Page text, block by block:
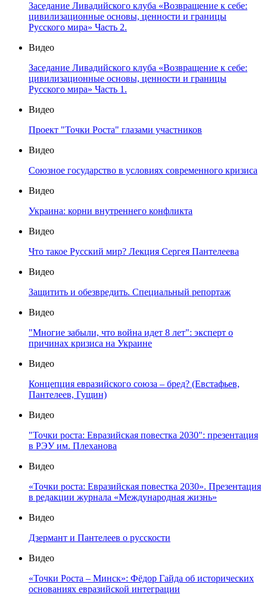
Заседание Ливадийского клуба «Возвращение к себе:
цивилизационные основы, ценности и границы
Русского мира» Часть 2.
Видео
Заседание Ливадийского клуба «Возвращение к себе:
цивилизационные основы, ценности и границы
Русского мира» Часть 1.
Видео
Проект "Точки Роста" глазами участников
Видео
Союзное государство в условиях современного кризиса
Видео
Украина: корни внутреннего конфликта
Видео
Что такое Русский мир? Лекция Сергея Пантелеева
Видео
Защитить и обезвредить. Специальный репортаж
Видео
"Многие забыли, что война идет 8 лет": эксперт о
причинах кризиса на Украине
Видео
Концепция евразийского союза – бред? (Евстафьев,
Пантелеев, Гущин)
Видео
"Точки роста: Евразийская повестка 2030": презентация
в РЭУ им. Плеханова
Видео
«Точки роста: Евразийская повестка 2030». Презентация
в редакции журнала «Международная жизнь»
Видео
Дзермант и Пантелеев о русскости
Видео
«Точки Роста – Минск»: Фёдор Гайда об исторических
основаниях евразийской интеграции